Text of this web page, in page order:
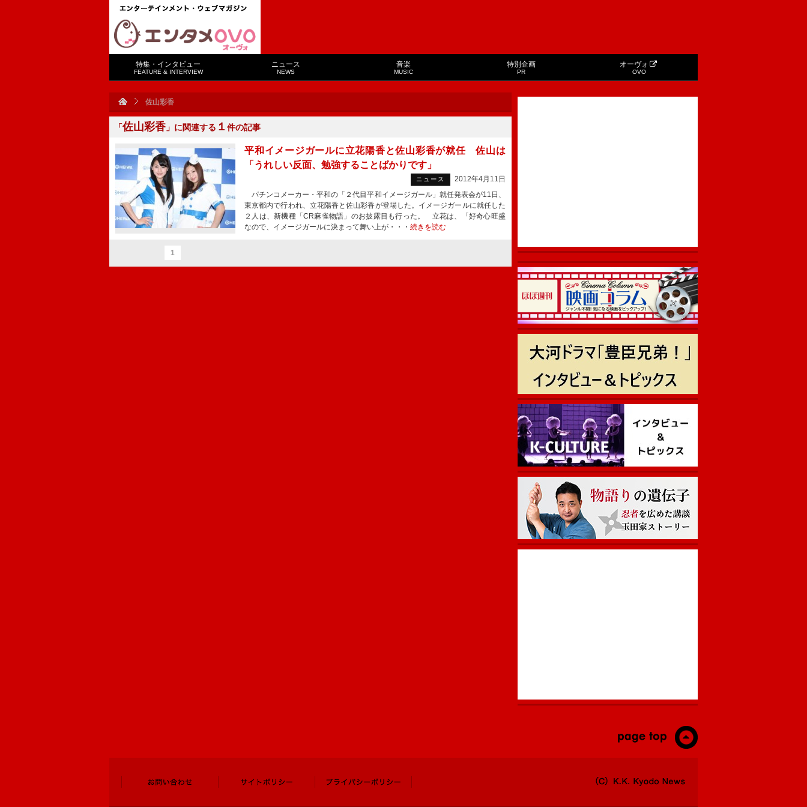
特集・インタビュー
FEATURE & INTERVIEW
ニュース
NEWS
音楽
MUSIC
特別企画
PR
オーヴォ
OVO
佐山彩香
「佐山彩香 」に関連する １ 件の記事
平和イメージガールに立花陽香と佐山彩香が就任 佐山は
「うれしい反面、勉強することばかりです」
ニュース
2012年4月11日
パチンコメーカー・平和の「２代目平和イメージガール」就任発表会が11日、
東京都内で行われ、立花陽香と佐山彩香が登場した。イメージガールに就任した
２人は、新機種「CR麻雀物語」のお披露目も行った。 立花は、「好奇心旺盛
なので、イメージガールに決まって舞い上が・・・ 続きを読む
1